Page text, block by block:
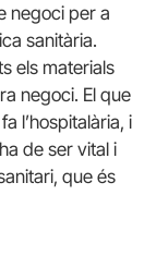
negoci per a
sanitària.
els materials
negoci. El que
l’hospitalària, i
de ser vital i
que és